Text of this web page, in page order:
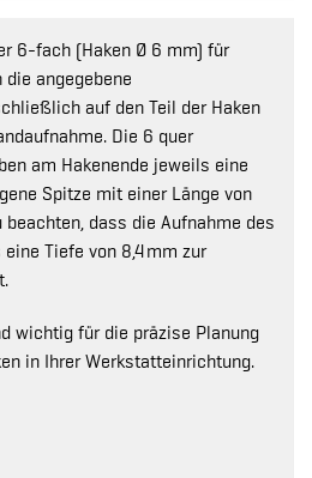
6-fach (Haken Ø 6 mm) für
angegebene
auf den Teil der Haken
Die 6 quer
am Hakenende jeweils eine
Spitze mit einer Länge von
dass die Aufnahme des
Tiefe von 8,4 mm zur
wichtig für die präzise Planung
in Ihrer Werkstatteinrichtung.